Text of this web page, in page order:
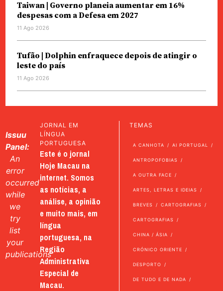
Taiwan | Governo planeia aumentar em 16%
despesas com a Defesa em 2027
11 Ago 2026
Tufão | Dolphin enfraquece depois de atingir o
leste do país
11 Ago 2026
Issuu
Panel:
An
error
occurred
while
we
try
list
your
publications
JORNAL EM
LÍNGUA
PORTUGUESA
Este é o jornal
Hoje Macau na
internet. Somos
as notícias, a
análise, a opinião
e muito mais, em
língua
portuguesa, na
Região
Administrativa
Especial de
Macau.
TEMAS
A CANHOTA AI PORTUGAL
ANTROPOFOBIAS
A OUTRA FACE
ARTES, LETRAS E IDEIAS
BREVES CARTOGRAFIAS
CARTOGRAFIAS
CHINA / ÁSIA
CRÓNICO ORIENTE
DESPORTO
DE TUDO E DE NADA